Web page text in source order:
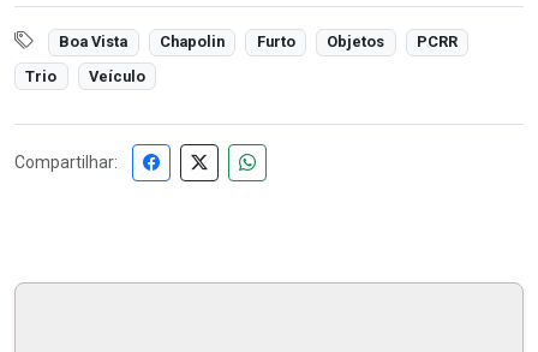
Boa Vista Chapolin Furto Objetos
PCRR
Trio
Veículo
Compartilhar: